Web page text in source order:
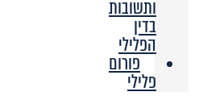
ותשובות
בדין
הפלילי
פורום
פלילי